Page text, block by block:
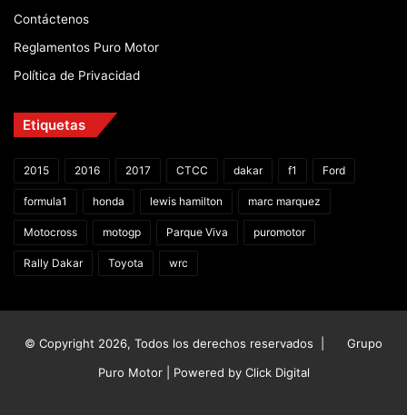
Contáctenos
Reglamentos Puro Motor
Política de Privacidad
Etiquetas
2015 2016 2017 CTCC dakar f1 Ford
formula1 honda lewis hamilton marc marquez
Motocross motogp Parque Viva puromotor
Rally Dakar Toyota wrc
© Copyright 2026, Todos los derechos reservados |
Grupo
Puro Motor | Powered by Click Digital